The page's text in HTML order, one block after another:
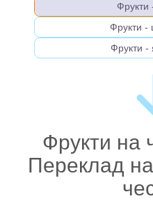
Фрукти
Фрукти -
Фрукти -
Фрукти на
Переклад